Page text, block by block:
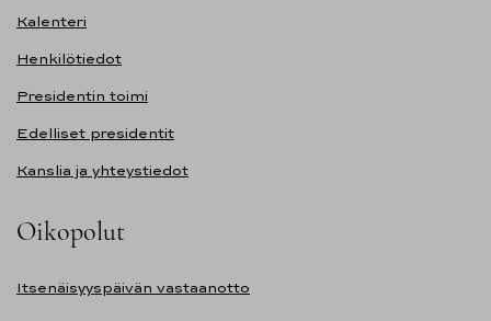
Kalenteri
Henkilötiedot
Presidentin toimi
Edelliset presidentit
Kanslia ja yhteystiedot
Oikopolut
Itsenäisyyspäivän vastaanotto